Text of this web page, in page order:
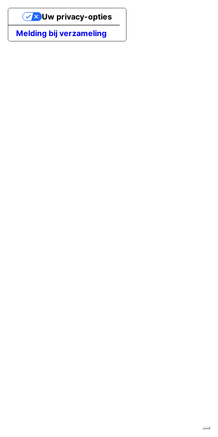
Melding bij verzameling
Uw privacy-opties